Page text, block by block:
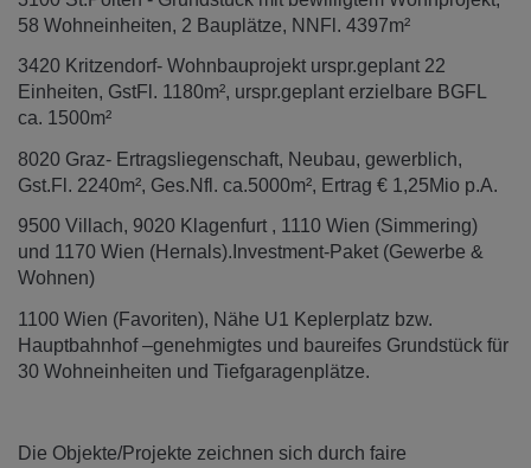
58 Wohneinheiten, 2 Bauplätze, NNFl. 4397m²
3420 Kritzendorf- Wohnbauprojekt urspr.geplant 22
Einheiten, GstFl. 1180m², urspr.geplant erzielbare BGFL
ca. 1500m²
8020 Graz- Ertragsliegenschaft, Neubau, gewerblich,
Gst.Fl. 2240m², Ges.Nfl. ca.5000m², Ertrag € 1,25Mio p.A.
9500 Villach, 9020 Klagenfurt , 1110 Wien (Simmering)
und 1170 Wien (Hernals).Investment-Paket (Gewerbe &
Wohnen)
1100 Wien (Favoriten), Nähe U1 Keplerplatz bzw.
Hauptbahnhof –genehmigtes und baureifes Grundstück für
30 Wohneinheiten und Tiefgaragenplätze.
Die Objekte/Projekte zeichnen sich durch faire